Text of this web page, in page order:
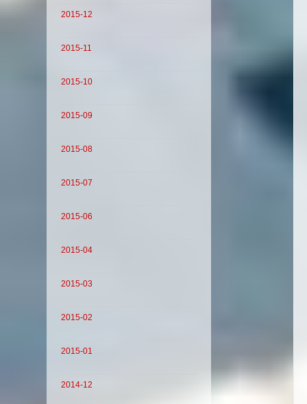
2015-12
2015-11
2015-10
2015-09
2015-08
2015-07
2015-06
2015-04
2015-03
2015-02
2015-01
2014-12